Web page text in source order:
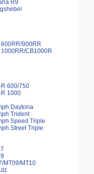
R9
900RR
CB1000R
R 600/750
R 1000
Daytona
Trident
Speed Triple
Street Triple
MT09/MT10